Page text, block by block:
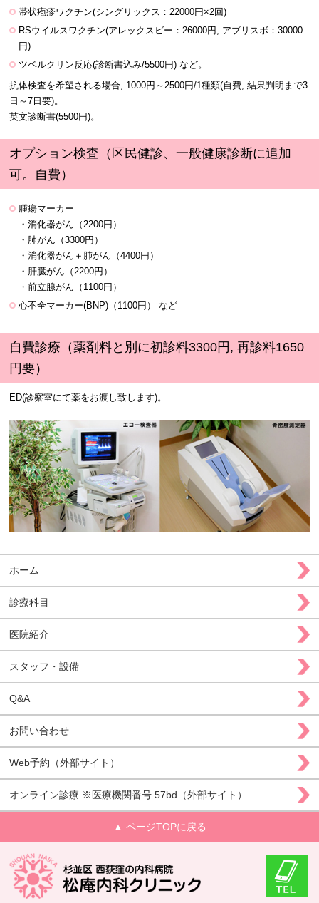
帯状疱疹ワクチン(シングリックス：22000円×2回)
RSウイルスワクチン(アレックスビー：26000円, アブリスボ：30000
円)
ツベルクリン反応(診断書込み/5500円) など。
抗体検査を希望される場合, 1000円～2500円/1種類(自費, 結果判明まで3
日～7日要)。
英文診断書(5500円)。
オプション検査（区民健診、一般健康診断に追加
可。自費）
腫瘍マーカー
・消化器がん（2200円）
・肺がん（3300円）
・消化器がん＋肺がん（4400円）
・肝臓がん（2200円）
・前立腺がん（1100円）
心不全マーカー(BNP)（1100円） など
自費診療（薬剤料と別に初診料3300円, 再診料1650
円要）
ED(診察室にて薬をお渡し致します)。
ホーム
診療科目
医院紹介
スタッフ・設備
Q&A
お問い合わせ
Web予約（外部サイト）
オンライン診療 ※医療機関番号 57bd（外部サイト）
▲ ページTOPに戻る